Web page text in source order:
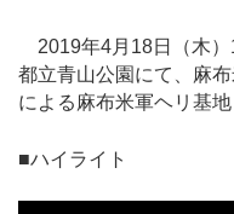
2019年4月18日（木）
都立青山公園にて、麻
による麻布米軍ヘリ基
■ハイライト